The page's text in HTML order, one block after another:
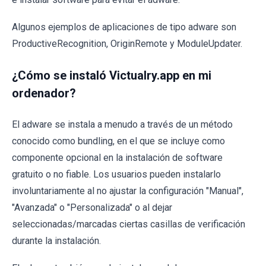
Algunos ejemplos de aplicaciones de tipo adware son
ProductiveRecognition, OriginRemote y ModuleUpdater.
¿Cómo se instaló Victualry.app en mi
ordenador?
El adware se instala a menudo a través de un método
conocido como bundling, en el que se incluye como
componente opcional en la instalación de software
gratuito o no fiable. Los usuarios pueden instalarlo
involuntariamente al no ajustar la configuración "Manual",
"Avanzada" o "Personalizada" o al dejar
seleccionadas/marcadas ciertas casillas de verificación
durante la instalación.